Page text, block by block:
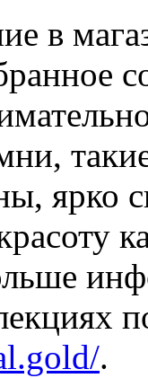
в
ярко
.